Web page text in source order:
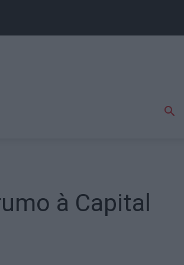
à Capital